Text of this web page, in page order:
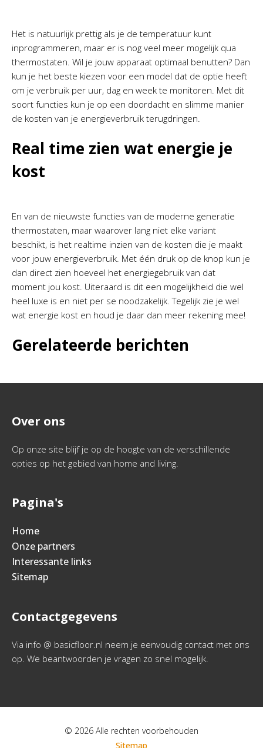
Het is natuurlijk prettig als je de temperatuur kunt
inprogrammeren, maar er is nog veel meer mogelijk qua
thermostaten. Wil je jouw apparaat optimaal benutten? Dan
kun je het beste kiezen voor een model dat de optie heeft
om je verbruik per uur, dag en week te monitoren. Met dit
soort functies kun je op een doordacht en slimme manier
de kosten van je energieverbruik terugdringen.
Real time zien wat energie je
kost
En van de nieuwste functies van de moderne generatie
thermostaten, maar waarover lang niet elke variant
beschikt, is het realtime inzien van de kosten die je maakt
voor jouw energieverbruik. Met één druk op de knop kun je
dan direct zien hoeveel het energiegebruik van dat
moment jou kost. Uiteraard is dit een mogelijkheid die wel
heel luxe is en niet per se noodzakelijk. Tegelijk zie je wel
wat energie kost en houd je daar dan meer rekening mee!
Gerelateerde berichten
Over ons
Op onze site blijf je op de hoogte van de verschillende
opties op het gebied van home and living.
Pagina's
Home
Onze partners
Interessante links
Sitemap
Contactgegevens
Via info @ basicfloor.nl neem je eenvoudig contact met ons
op. We beantwoorden je vragen zo snel mogelijk.
© 2026 Alle rechten voorbehouden
Sitemap